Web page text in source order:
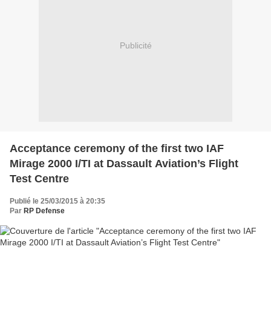
Publicité
Acceptance ceremony of the first two IAF
Mirage 2000 I/TI at Dassault Aviation’s Flight
Test Centre
Publié le 25/03/2015 à 20:35
Par RP Defense